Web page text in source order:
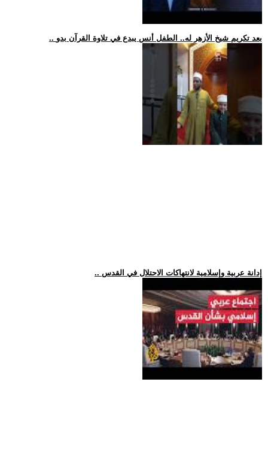
.. بعد تكريم شيخ الأزهر له.. الطفل أنس يبدع في تلاوة القرآن بدو
.. إدانة عربية وإسلامية لانتهاكات الاحتلال في القدس